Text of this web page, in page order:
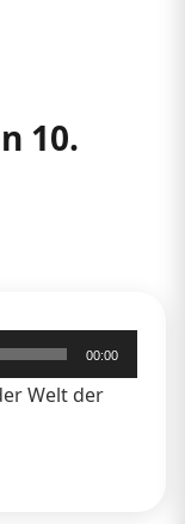
10.
00:00
Welt der